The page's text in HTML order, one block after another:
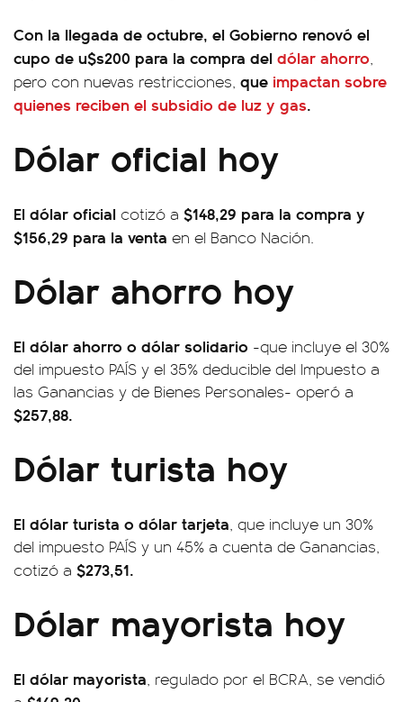
Con la llegada de octubre, el Gobierno renovó el
cupo de u$s200 para la compra del dólar ahorro,
pero con nuevas restricciones, que impactan sobre
quienes reciben el subsidio de luz y gas.
Dólar oficial hoy
El dólar oficial cotizó a $148,29 para la compra y
$156,29 para la venta en el Banco Nación.
Dólar ahorro hoy
El dólar ahorro o dólar solidario -que incluye el 30%
del impuesto PAÍS y el 35% deducible del Impuesto a
las Ganancias y de Bienes Personales- operó a
$257,88.
Dólar turista hoy
El dólar turista o dólar tarjeta, que incluye un 30%
del impuesto PAÍS y un 45% a cuenta de Ganancias,
cotizó a $273,51.
Dólar mayorista hoy
El dólar mayorista, regulado por el BCRA, se vendió